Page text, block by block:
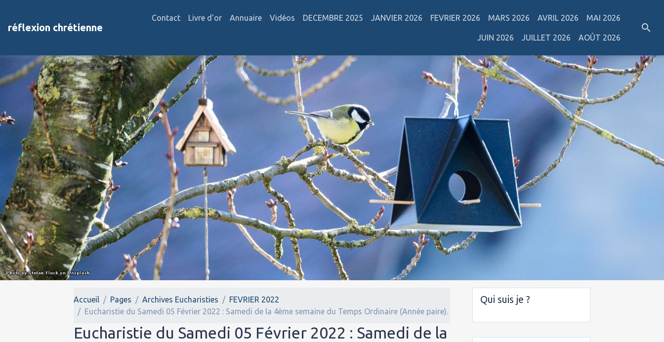
réflexion chrétienne
Contact Livre d'or Annuaire Vidéos DECEMBRE 2025 JANVIER 2026 FEVRIER 2026 MARS 2026 AVRIL 2026 MAI 2026
JUIN 2026 JUILLET 2026 AOÛT 2026
Accueil Pages Archives Eucharisties
FEVRIER 2022
Eucharistie du Samedi 05 Février 2022 : Samedi de la 4ème semaine du Temps Ordinaire (Année paire).
Eucharistie du Samedi 05 Février 2022 : Samedi de la
Qui suis je ?